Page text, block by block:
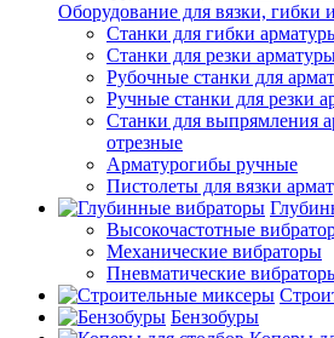
Оборудование для вязки, гибки
Станки для гибки
Станки для резки
Рубочные станки для
Ручные станки для резки
Станки для выпрямления
отрезные
Арматурогибы ручные
Пистолеты для вязки
Высокочастотные
Механические вибраторы
Пневматические
Бензобуры